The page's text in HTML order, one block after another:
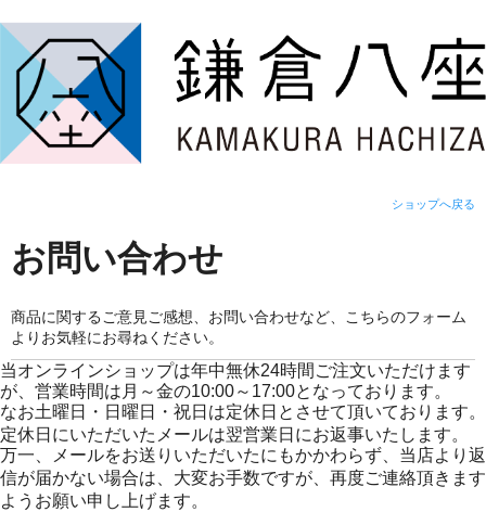
ショップへ戻る
お問い合わせ
商品に関するご意見ご感想、お問い合わせなど、こちらのフォーム
よりお気軽にお尋ねください。
当オンラインショップは年中無休24時間ご注文いただけます
が、営業時間は月～金の10:00～17:00となっております。
なお土曜日・日曜日・祝日は定休日とさせて頂いております。
定休日にいただいたメールは翌営業日にお返事いたします。
万一、メールをお送りいただいたにもかかわらず、当店より返
信が届かない場合は、大変お手数ですが、再度ご連絡頂きます
ようお願い申し上げます。